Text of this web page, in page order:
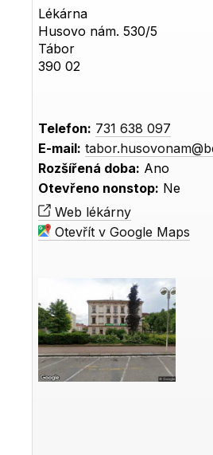
Lékárna
Husovo nám. 530/5
Tábor
390 02
Telefon: 731 638 097
E-mail:
Rozšířená doba: Ano
Otevřeno nonstop: Ne
Web lékárny
Otevřít v Google Maps